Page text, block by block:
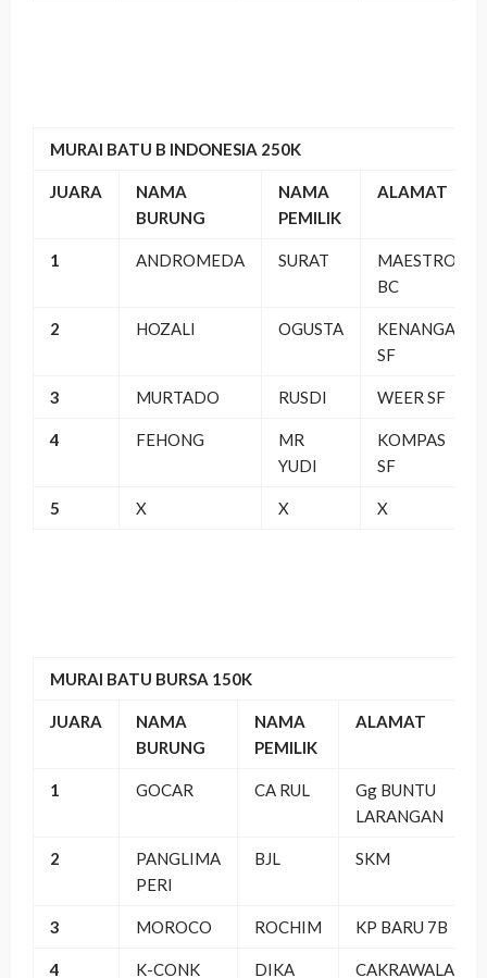
MURAI BATU B INDONESIA 250K
JUARA
NAMA
BURUNG
NAMA
PEMILIK
ALAMAT
1 ANDROMEDA SURAT
MAESTRO
BC
2 HOZALI OGUSTA
KENANGA
SF
3 MURTADO RUSDI WEER SF
4 FEHONG
MR
YUDI
KOMPAS
SF
5 X X X
MURAI BATU BURSA 150K
JUARA
NAMA
BURUNG
NAMA
PEMILIK
ALAMAT
1 GOCAR CA RUL
Gg BUNTU
LARANGAN
2
PANGLIMA
PERI
BJL SKM
3 MOROCO ROCHIM KP BARU 7B
4 K-CONK DIKA CAKRAWALA